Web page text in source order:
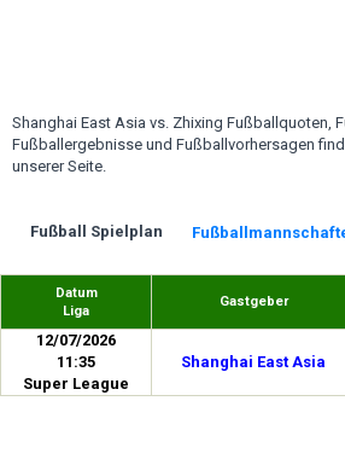
Shanghai East Asia vs. Zhixing Fußballquoten,
Fußballergebnisse und Fußballvorhersagen
unserer Seite.
Fußball Spielplan
Datum
Liga
Gastgeber
12/07/2026
11:35
Super League
Shanghai East Asia